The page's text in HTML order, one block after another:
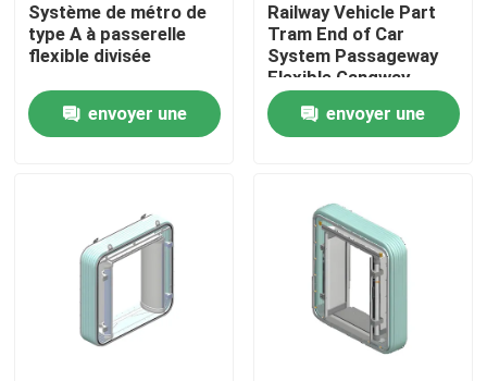
À la maison
À propos de nous
visite de l'usine
Système de métro de
type A à passerelle
flexible divisée
envoyer une
Railway Vehicle Part
Tram End of Car
System Passageway
Flexible Gangway
envoyer une